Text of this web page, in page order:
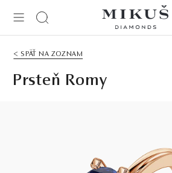
< SPÄŤ NA ZOZNAM
Prsteň Romy